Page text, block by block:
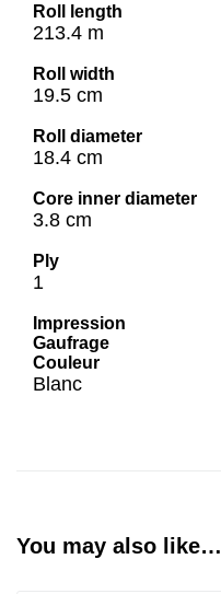
Roll length
213.4 m
Roll width
19.5 cm
Roll diameter
18.4 cm
Core inner diameter
3.8 cm
Ply
1
Impression
Gaufrage
Couleur
Blanc
You may also like…